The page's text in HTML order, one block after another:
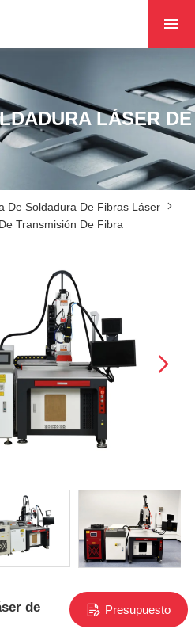
PRODUCTOS
PROYECTOS
NOTICIAS
PÓNGASE EN
CON NOSOTROS
LÁSER DE
De Soldadura De Fibras Láser
Transmisión De Fibra
de
Presupuesto